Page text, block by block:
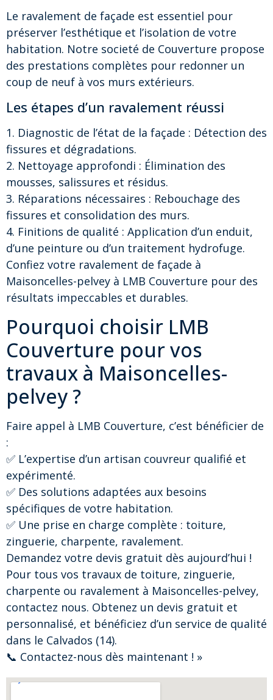
Le ravalement de façade est essentiel pour
préserver l’esthétique et l’isolation de votre
habitation. Notre societé de Couverture propose
des prestations complètes pour redonner un
coup de neuf à vos murs extérieurs.
Les étapes d’un ravalement réussi
1. Diagnostic de l’état de la façade : Détection des
fissures et dégradations.
2. Nettoyage approfondi : Élimination des
mousses, salissures et résidus.
3. Réparations nécessaires : Rebouchage des
fissures et consolidation des murs.
4. Finitions de qualité : Application d’un enduit,
d’une peinture ou d’un traitement hydrofuge.
Confiez votre ravalement de façade à
Maisoncelles-pelvey à LMB Couverture pour des
résultats impeccables et durables.
Pourquoi choisir LMB
Couverture pour vos
travaux à Maisoncelles-
pelvey ?
Faire appel à LMB Couverture, c’est bénéficier de
:
✅ L’expertise d’un artisan couvreur qualifié et
expérimenté.
✅ Des solutions adaptées aux besoins
spécifiques de votre habitation.
✅ Une prise en charge complète : toiture,
zinguerie, charpente, ravalement.
Demandez votre devis gratuit dès aujourd’hui !
Pour tous vos travaux de toiture, zinguerie,
charpente ou ravalement à Maisoncelles-pelvey,
contactez nous. Obtenez un devis gratuit et
personnalisé, et bénéficiez d’un service de qualité
dans le Calvados (14).
📞 Contactez-nous dès maintenant ! »